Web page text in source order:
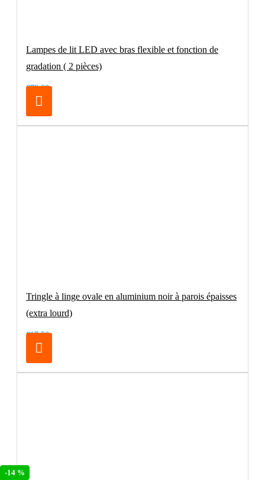
-14 %
Lampes de lit LED avec bras flexible et fonction de
gradation ( 2 pièces)
€79.00
Tringle à linge ovale en aluminium noir à parois épaisses
(extra lourd)
€17.50